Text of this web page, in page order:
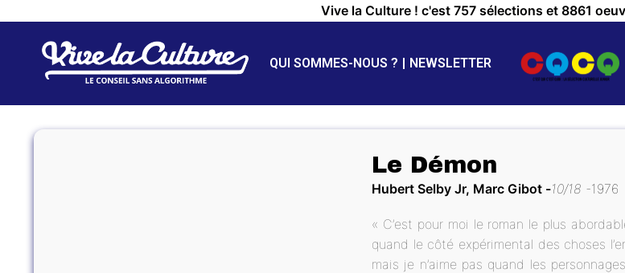
Vive la Culture ! c'est 757 sélections et 8861
QUI SOMMES-NOUS ? NEWSLETTER
Le Démon
Hubert Selby Jr, Marc Gibot 10/18 1976
« C’est pour moi le roman le plus
quand le côté expérimental des choses
mais je n’aime pas quand les